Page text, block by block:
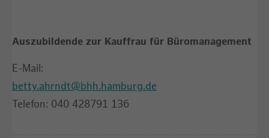
Auszubildende zur Kauffrau für Büromanagement
E-Mail:
betty.ahrndt@bhh.hamburg.de
Telefon: 040 428791 136